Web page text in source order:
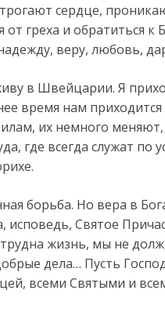
сердце,
греха и обратиться к
веру, любовь,
в Швейцарии. Я
время нам
их немного меняют,
где всегда служат
борьба. Но вера в
исповедь, Святое
жизнь, мы не
дела… Пусть
всеми Святыми и